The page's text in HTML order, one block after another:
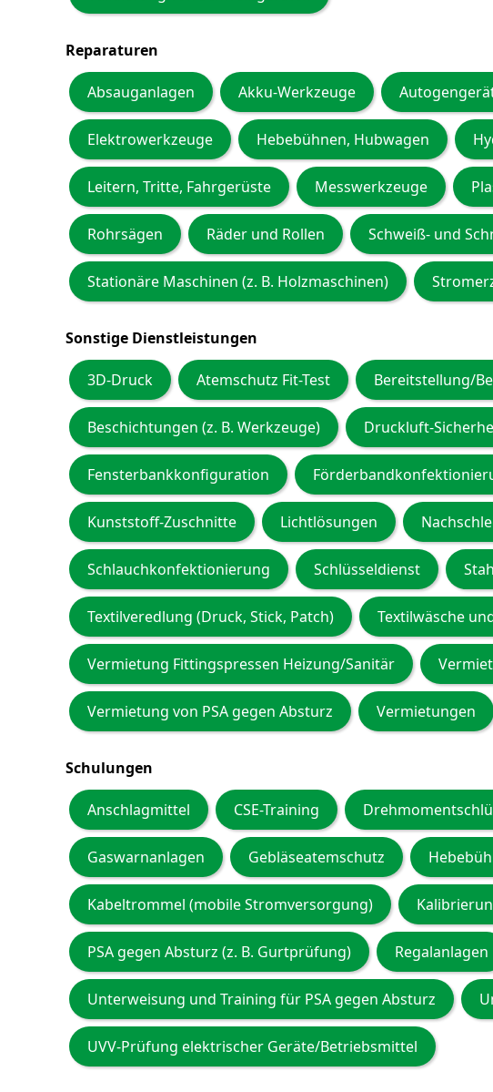
Reparaturen
Absauganlagen Akku-Werkzeuge
Elektrowerkzeuge Hebebühnen, Hubwagen
Leitern, Tritte, Fahrgerüste Messwerkzeuge
Rohrsägen Räder und Rollen Schweiß- und
Stationäre Maschinen (z. B. Holzmaschinen)
Sonstige Dienstleistungen
3D-Druck Atemschutz Fit-Test Bereitstellung/
Beschichtungen (z. B. Werkzeuge) Druckluft-
Fensterbankkonfiguration
Kunststoff-Zuschnitte Lichtlösungen
Schlauchkonfektionierung Schlüsseldienst
Textilveredlung (Druck, Stick, Patch) Textilwäsche
Vermietung Fittingspressen Heizung/Sanitär
Vermietung von PSA gegen Absturz Vermietungen
Schulungen
Anschlagmittel CSE-Training
Gaswarnanlagen Gebläseatemschutz
Kabeltrommel (mobile Stromversorgung)
PSA gegen Absturz (z. B. Gurtprüfung) Regalanlagen
Unterweisung und Training für PSA gegen Absturz
UVV-Prüfung elektrischer Geräte/Betriebsmittel